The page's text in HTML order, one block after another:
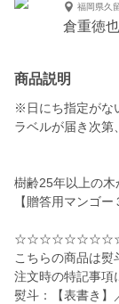
福岡県久
倉重徳
商品説明
※日にち指定がな
ラベルが届き次第
樹齢25年以上の
【贈答用マンゴ
こちらの商品は熨
注文時の特記事項
熨斗：【表書き】